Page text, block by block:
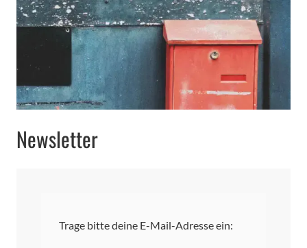
Newsletter
Trage bitte deine E-Mail-Adresse ein: